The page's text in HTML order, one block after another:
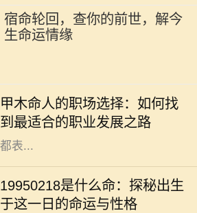
宿命轮回，查你的前世，解今
生命运情缘
甲木命人的职场选择：如何找
到最适合的职业发展之路
一，象征着生机、成长和发展。甲木
命的人如同春天的树木，充满了生命
力和创造力。他们在人际关系中通常
都表...
19950218是什么命：探秘出生
于这一日的命运与性格
在中国传统文化中，八字命理被视为
解读一个人命运的重要工具。1995年
2月18日出生的人，正好是在农历正
月初十，这一天在五行八字中的影响